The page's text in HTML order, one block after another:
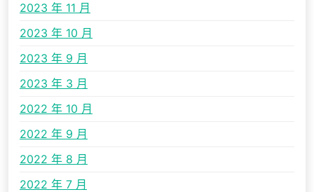
2023 年 11 月
2023 年 10 月
2023 年 9 月
2023 年 3 月
2022 年 10 月
2022 年 9 月
2022 年 8 月
2022 年 7 月